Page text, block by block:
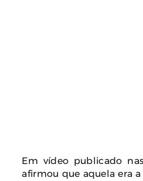
Em vídeo publicado
afirmou que aquela era